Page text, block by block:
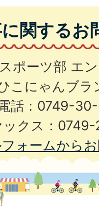
関するお
ポーツ部 エ
こにゃんブラ
話：0749-
ックス：
ォームから